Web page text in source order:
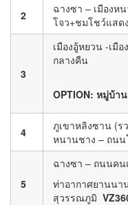
2
ฉางซา – เมืองห
โจว+ชมโชว์แส
3
เมืองอู้หยวน -เมื
กลางคืน
OPTION: หมู่บ้า
4
ภูเขาหลิงซาน (ร
หนานชาง – ถนน
5
ฉางซา – ถนนคน
ท่าอากาศยานนา
สุวรรณภูมิ